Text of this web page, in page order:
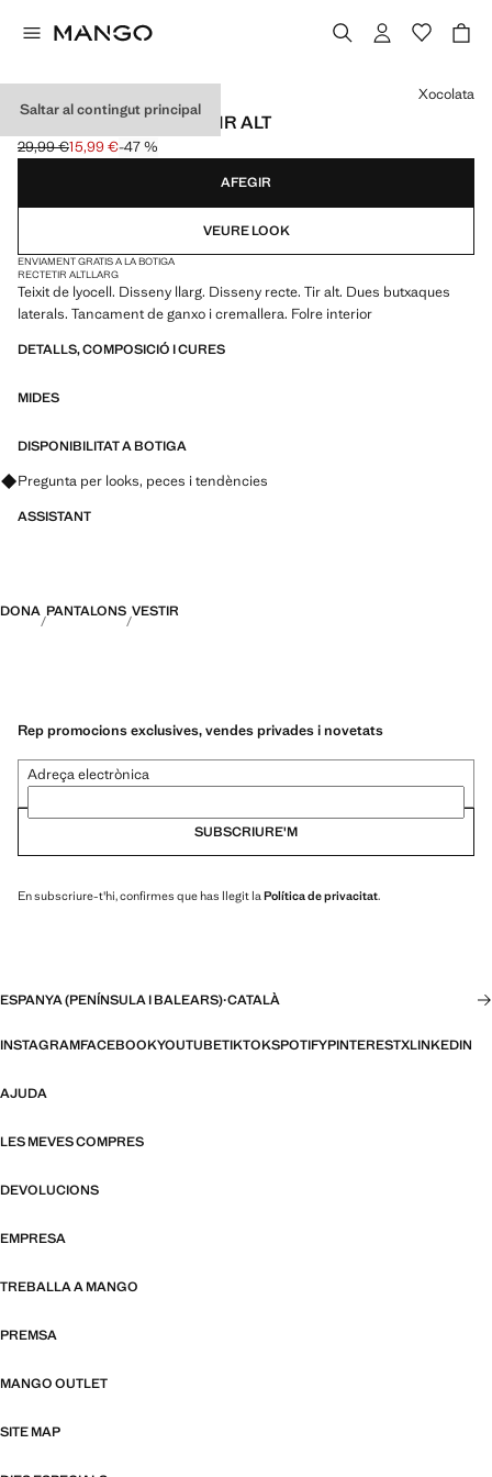
Saltar al contingut principal
PANTALONS LYOCELL TIR ALT
Preu inicial ratllat [29,99 € ]
29,99 €
Preu actual [15,99 € ]
15,99 €-47 %
Selecciona un color
Xocolata
AFEGIR
VEURE LOOK
ENVIAMENT GRATIS A LA BOTIGA
RECTETIR ALTLLARG
Teixit de lyocell. Disseny llarg. Disseny recte. Tir alt. Dues butxaques
laterals. Tancament de ganxo i cremallera. Folre interior
DETALLS, COMPOSICIÓ I CURES
MIDES
DISPONIBILITAT A BOTIGA
Pregunta per looks, peces i tendències
ASSISTANT
DONA PANTALONS VESTIR
Rep promocions exclusives, vendes privades i novetats
Adreça electrònica
SUBSCRIURE'M
En subscriure-t'hi, confirmes que has llegit la Política de privacitat.
ESPANYA (PENÍNSULA I BALEARS)·CATALÀ
INSTAGRAMFACEBOOKYOUTUBETIKTOKSPOTIFYPINTERESTXLINKEDIN
AJUDA
LES MEVES COMPRES
DEVOLUCIONS
EMPRESA
TREBALLA A MANGO
PREMSA
MANGO OUTLET
SITE MAP